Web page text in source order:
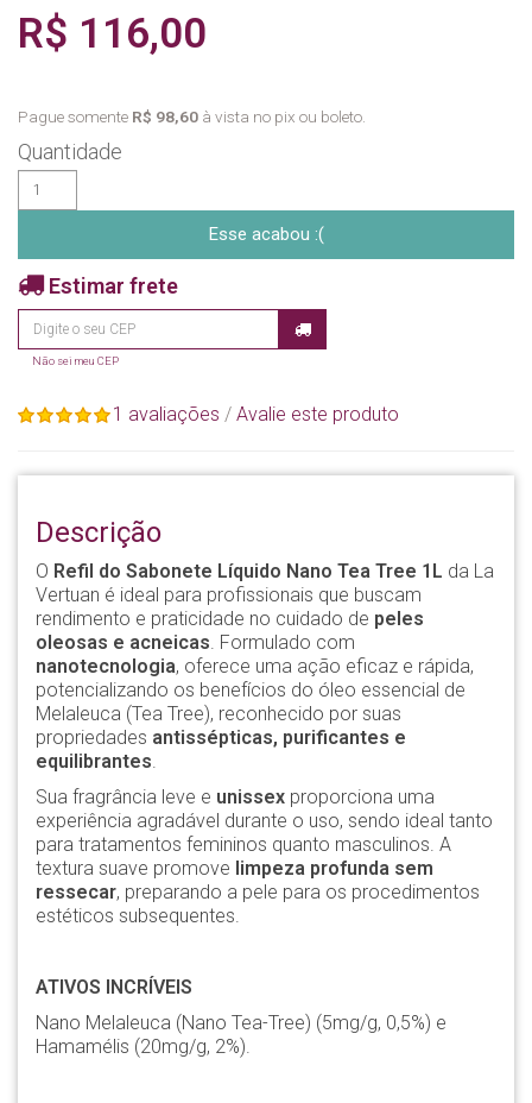
R$ 116,00
Pague somente R$ 98,60 à vista no pix ou boleto.
Quantidade
Esse acabou :(
Estimar frete
Não sei meu CEP
1 avaliações / Avalie este produto
Descrição
O Refil do Sabonete Líquido Nano Tea Tree 1L da La
Vertuan é ideal para profissionais que buscam
rendimento e praticidade no cuidado de peles
oleosas e acneicas. Formulado com
nanotecnologia, oferece uma ação eficaz e rápida,
potencializando os benefícios do óleo essencial de
Melaleuca (Tea Tree), reconhecido por suas
propriedades antissépticas, purificantes e
equilibrantes.
Sua fragrância leve e unissex proporciona uma
experiência agradável durante o uso, sendo ideal tanto
para tratamentos femininos quanto masculinos. A
textura suave promove limpeza profunda sem
ressecar, preparando a pele para os procedimentos
estéticos subsequentes.
ATIVOS INCRÍVEIS
Nano Melaleuca (Nano Tea-Tree) (5mg/g, 0,5%) e
Hamamélis (20mg/g, 2%).